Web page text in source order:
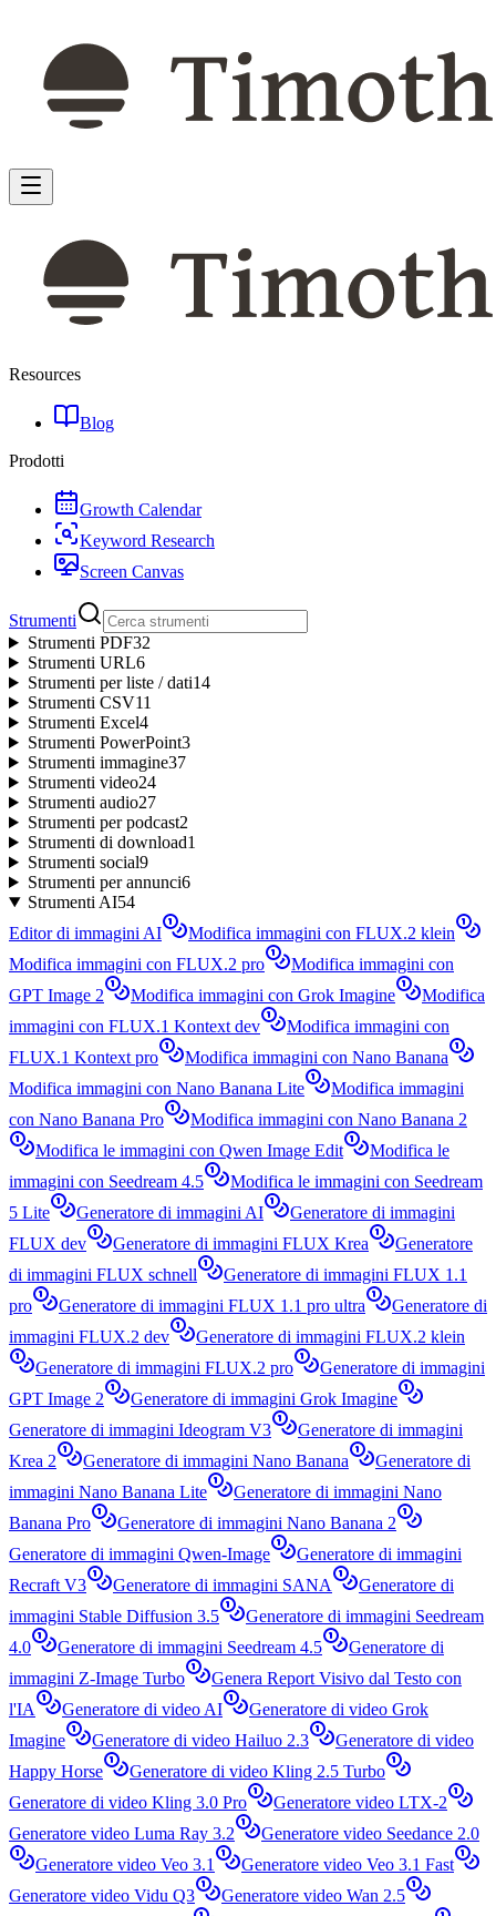
Resources
Blog
Prodotti
Growth Calendar
Keyword Research
Screen Canvas
Strumenti
Strumenti PDF32
Strumenti URL6
Strumenti per liste / dati14
Strumenti CSV11
Strumenti Excel4
Strumenti PowerPoint3
Strumenti immagine37
Strumenti video24
Strumenti audio27
Strumenti per podcast2
Strumenti di download1
Strumenti social9
Strumenti per annunci6
Strumenti AI54
Editor di immagini AI
Modifica immagini con FLUX.2 klein
Modifica immagini con FLUX.2 pro
Modifica immagini con
GPT Image 2
Modifica immagini con Grok Imagine
Modifica
immagini con FLUX.1 Kontext dev
Modifica immagini con
FLUX.1 Kontext pro
Modifica immagini con Nano Banana
Modifica immagini con Nano Banana Lite
Modifica immagini
con Nano Banana Pro
Modifica immagini con Nano Banana 2
Modifica le immagini con Qwen Image Edit
Modifica le
immagini con Seedream 4.5
Modifica le immagini con Seedream
5 Lite
Generatore di immagini AI
Generatore di immagini
FLUX dev
Generatore di immagini FLUX Krea
Generatore
di immagini FLUX schnell
Generatore di immagini FLUX 1.1
pro
Generatore di immagini FLUX 1.1 pro ultra
Generatore di
immagini FLUX.2 dev
Generatore di immagini FLUX.2 klein
Generatore di immagini FLUX.2 pro
Generatore di immagini
GPT Image 2
Generatore di immagini Grok Imagine
Generatore di immagini Ideogram V3
Generatore di immagini
Krea 2
Generatore di immagini Nano Banana
Generatore di
immagini Nano Banana Lite
Generatore di immagini Nano
Banana Pro
Generatore di immagini Nano Banana 2
Generatore di immagini Qwen-Image
Generatore di immagini
Recraft V3
Generatore di immagini SANA
Generatore di
immagini Stable Diffusion 3.5
Generatore di immagini Seedream
4.0
Generatore di immagini Seedream 4.5
Generatore di
immagini Z-Image Turbo
Genera Report Visivo dal Testo con
l'IA
Generatore di video AI
Generatore di video Grok
Imagine
Generatore di video Hailuo 2.3
Generatore di video
Happy Horse
Generatore di video Kling 2.5 Turbo
Generatore di video Kling 3.0 Pro
Generatore video LTX-2
Generatore video Luma Ray 3.2
Generatore video Seedance 2.0
Generatore video Veo 3.1
Generatore video Veo 3.1 Fast
Generatore video Vidu Q3
Generatore video Wan 2.5